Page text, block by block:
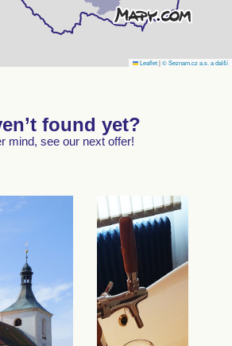
Leaflet|© Seznam.cz a.s. a další
found yet?
mind, see our next offer!